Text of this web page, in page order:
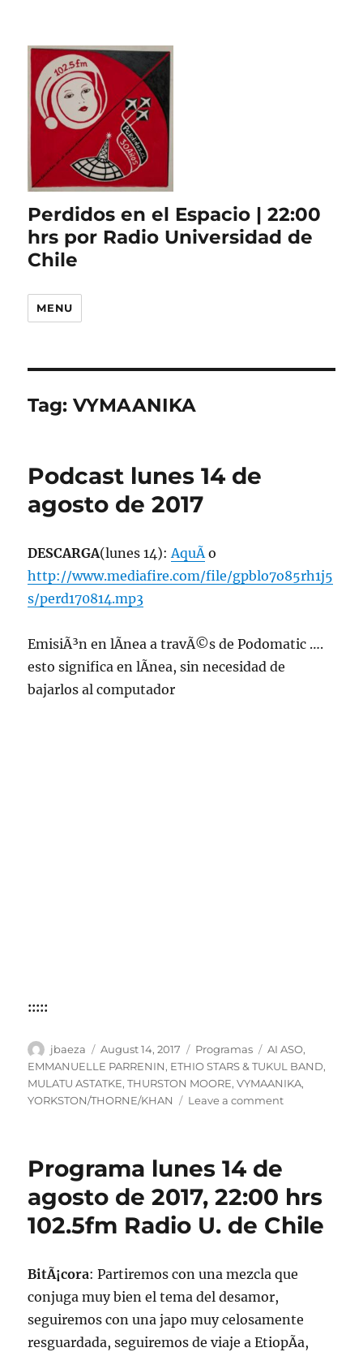
Perdidos en el Espacio | 22:00
hrs por Radio Universidad de
Chile
MENU
Tag:VYMAANIKA
Podcast lunes 14 de
agosto de 2017
DESCARGA(lunes 14):AquÃ­o
http://www.mediafire.com/file/gpblo7o85rh1j5
s/perd170814.mp3
EmisiÃ³n en lÃ­nea a travÃ©s de Podomatic ….
esto significa en lÃ­nea, sin necesidad de
bajarlos al computador
:::::
Author
jbaeza
Posted
on
August 14, 2017 Categories
Programas Tags
AI ASO,
EMMANUELLE PARRENIN, ETHIO STARS & TUKUL BAND,
MULATU ASTATKE,THURSTON MOORE,VYMAANIKA,
YORKSTON/THORNE/KHAN
Leave a commenton
de
2017
Programa lunes 14 de
agosto de 2017, 22:00 hrs
102.5fm Radio U. de Chile
BitÃ¡cora: Partiremos con una mezcla que
conjuga muy bien el tema del desamor,
seguiremos con una japo muy celosamente
resguardada, seguiremos de viaje a EtiopÃ­a,